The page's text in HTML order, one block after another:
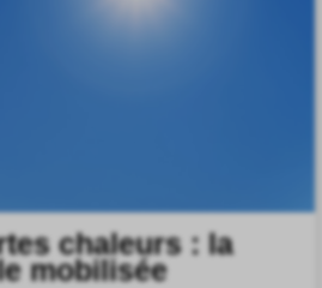
chaleurs : la
mobilisée